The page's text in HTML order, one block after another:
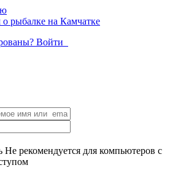
Войти
Не рекомендуется для компьютеров с